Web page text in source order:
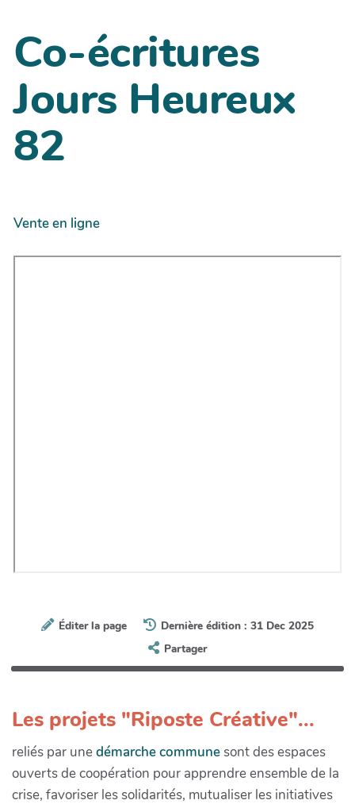
Co-écritures
Jours Heureux
82
Vente en ligne
Éditer la page
Dernière édition : 31 Dec 2025
Partager